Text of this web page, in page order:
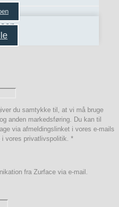
du samtykke til, at vi må bruge
anden markedsføring. Du kan til
via afmeldingslinket i vores e-mails
i vores privatlivspolitik. *
fra Zurface via e-mail.